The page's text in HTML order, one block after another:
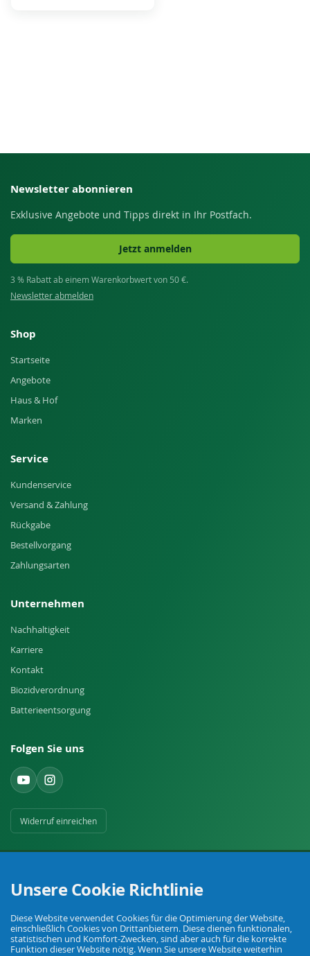
Newsletter abonnieren
Exklusive Angebote und Tipps direkt in Ihr Postfach.
Jetzt anmelden
3 % Rabatt ab einem Warenkorbwert von 50 €.
Newsletter abmelden
Shop
Startseite
Angebote
Haus & Hof
Marken
Service
Kundenservice
Versand & Zahlung
Rückgabe
Bestellvorgang
Zahlungsarten
Unternehmen
Nachhaltigkeit
Karriere
Kontakt
Biozidverordnung
Batterieentsorgung
Folgen Sie uns
Widerruf einreichen
Ihr Fachhandel für Landwirtschaft, Viehhaltung, Haus, Hof und Garten.
Unsere Cookie Richtlinie
Diese Website verwendet Cookies für die Optimierung der Website,
einschließlich Cookies von Drittanbietern. Diese dienen funktionalen,
statistischen und Komfort-Zwecken, sind aber auch für die korrekte
Funktion dieser Website nötig. Wenn Sie unsere Website weiterhin